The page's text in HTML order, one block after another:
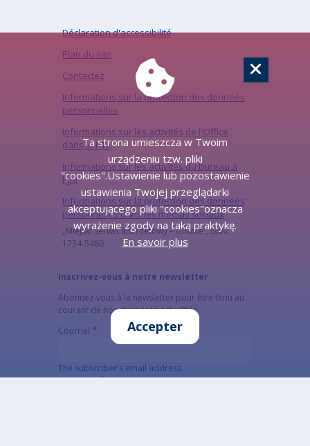
Déclaration d'accessibilité
Plan du site
Contactez
Informations sur la protection des données
personnelles
Informations sur les activités de l'Office
dans le RTE
Informations sur les activités du bureau à
PJM
Informations sur la protection des données
personnelles dans les médias sociaux
„Miejski Serwis Internetowy – Gliwice”, ISSN:
1734-5480
Inscrivez-vous à notre newsletter
Abonnez-vous à la newsletter pour être tenu au
courant de nos dernières actualités
Courriel
The subscriber's email address.
CAPTCHA
Ta strona umieszcza w Twoim
urządzeniu tzw. pliki
"cookies".Ustawienie lub pozostawienie
ustawienia Twojej przeglądarki
akceptującego pliki "cookies"oznacza
wyrażenie zgody na taką praktykę.
En savoir plus
Accepter